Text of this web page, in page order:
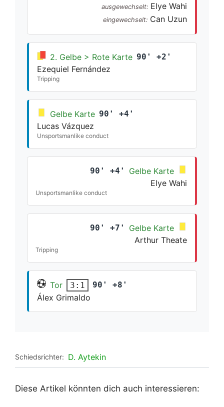
ausgewechselt: Elye Wahi
eingewechselt: Can Uzun
2. Gelbe > Rote Karte 90' +2'
Ezequiel Fernández
Tripping
Gelbe Karte 90' +4'
Lucas Vázquez
Unsportsmanlike conduct
90' +4'
Gelbe Karte
Elye Wahi
Unsportsmanlike conduct
90' +7'
Gelbe Karte
Arthur Theate
Tripping
Tor 3:1 90' +8'
Álex Grimaldo
Schiedsrichter: D. Aytekin
Diese Artikel könnten dich auch interessieren: